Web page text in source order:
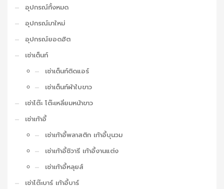
อุปกรณ์ทั้งหมด
อุปกรณ์มาใหม่
อุปกรณ์ยอดฮิต
เช่าเต็นท์
เช่าเต็นท์ติดแอร์
เช่าเต็นท์ผ้าใบขาว
เช่าโต๊ะ โต๊ะเหลี่ยมหน้าขาว
เช่าเก้าอี้
เช่าเก้าอี้พลาสติก เก้าอี้บุนวม
เช่าเก้าอี้ชิวารี เก้าอี้งานแต่ง
เช่าเก้าอี้หลุยส์
เช่าโต๊ะบาร์ เก้าอี้บาร์